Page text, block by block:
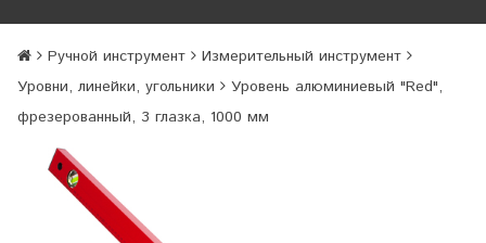
Ручной инструмент
Измерительный инструмент
Уровни, линейки, угольники
Уровень алюминиевый "Red",
фрезерованный, 3 глазка, 1000 мм